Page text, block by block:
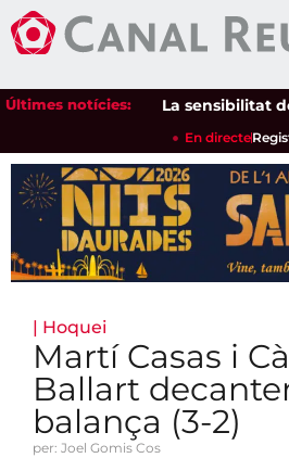
Últimes notícies:La sensibilitat de
En directe
| Hoquei
Martí Casas i
Ballart
balança (3-2)
per: Joel Gomis Cos